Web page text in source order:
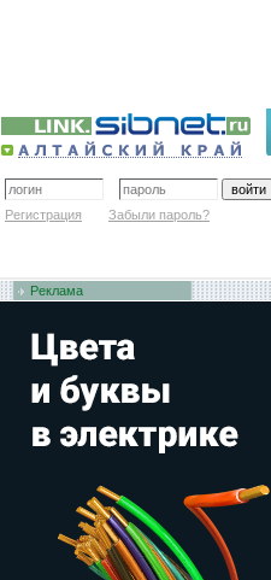
Регистрация Забыли пароль?
Реклама